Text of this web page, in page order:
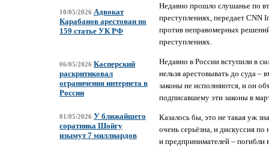
10/05/2026 Адвокат
Карабанов арестован по
159 статье УК РФ
06/05/2026 Касперский
раскритиковал
ограничения интернета в
России
01/05/2026 У ближайшего
соратника Шойгу
изымут 7 миллиардов
Недавно прошло слушанье по
преступлениях, передает CNN
против неправомерных
преступлениях.
Недавно в России вступили в
нельзя арестовывать до суда –
законы не исполняются, и он
подписавшему эти законы в
Казалось бы, это не такая уж
очень серьёзна, и дискуссия
и предпринимателей – погибли